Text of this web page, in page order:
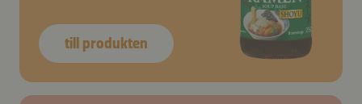
till produkten